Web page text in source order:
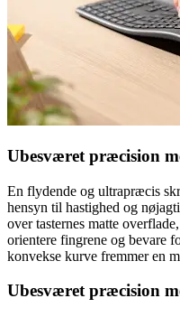
Ubesværet præcision
En flydende og ultrapræcis
hensyn til hastighed og
over tasternes matte
orientere fingrene og bevare
konvekse kurve fremmer en
Ubesværet præcision